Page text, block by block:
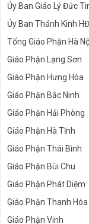
Ủy Ban Giáo Lý Đức
Ủy Ban Thánh Kinh
Tổng Giáo Phận Hà
Giáo Phận Lạng Sơn
Giáo Phận Hưng Hóa
Giáo Phận Bắc Ninh
Giáo Phận Hải Phòng
Giáo Phận Hà Tĩnh
Giáo Phận Thái Bình
Giáo Phận Bùi Chu
Giáo Phận Phát Diệm
Giáo Phận Thanh Hóa
Giáo Phận Vinh